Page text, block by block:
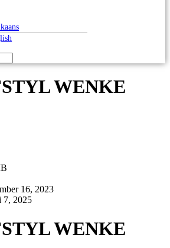
WENKE
16, 2023
7, 2025
WENKE